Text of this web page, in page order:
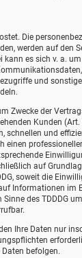
Die
werden auf den
es sich v. a.
und
Zwecke der
Kunden (Art.
schnellen und
einen
auf
soweit die
Informationen im
des TDDDG
Ihre Daten nur
befolgen.